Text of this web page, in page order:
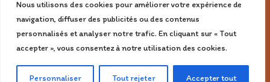
Nous utilisons des cookies pour améliorer votre expérience de
navigation, diffuser des publicités ou des contenus
personnalisés et analyser notre trafic. En cliquant sur « Tout
accepter », vous consentez à notre utilisation des cookies.
Personnaliser Tout rejeter Accepter tout